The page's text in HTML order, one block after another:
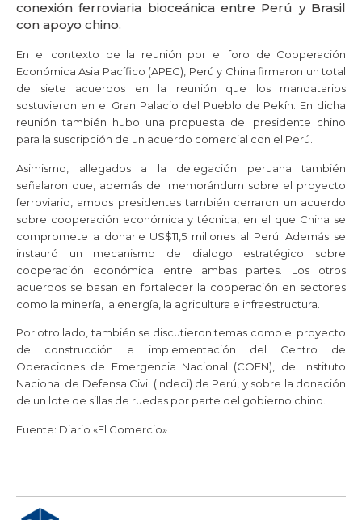
conexión ferroviaria bioceánica entre Perú y Brasil
con apoyo chino.
En el contexto de la reunión por el foro de Cooperación
Económica Asia Pacífico (APEC), Perú y China firmaron un total
de siete acuerdos en la reunión que los mandatarios
sostuvieron en el Gran Palacio del Pueblo de Pekín. En dicha
reunión también hubo una propuesta del presidente chino
para la suscripción de un acuerdo comercial con el Perú.
Asimismo, allegados a la delegación peruana también
señalaron que, además del memorándum sobre el proyecto
ferroviario, ambos presidentes también cerraron un acuerdo
sobre cooperación económica y técnica, en el que China se
compromete a donarle US$11,5 millones al Perú. Además se
instauró un mecanismo de dialogo estratégico sobre
cooperación económica entre ambas partes. Los otros
acuerdos se basan en fortalecer la cooperación en sectores
como la minería, la energía, la agricultura e infraestructura.
Por otro lado, también se discutieron temas como el proyecto
de construcción e implementación del Centro de
Operaciones de Emergencia Nacional (COEN), del Instituto
Nacional de Defensa Civil (Indeci) de Perú, y sobre la donación
de un lote de sillas de ruedas por parte del gobierno chino.
Fuente: Diario «El Comercio»